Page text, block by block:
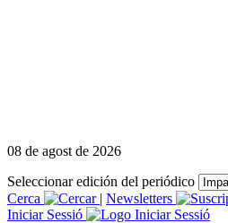
08 de agost de 2026
Seleccionar edición del periódico
Cerca
| Newsletters
Iniciar Sessió